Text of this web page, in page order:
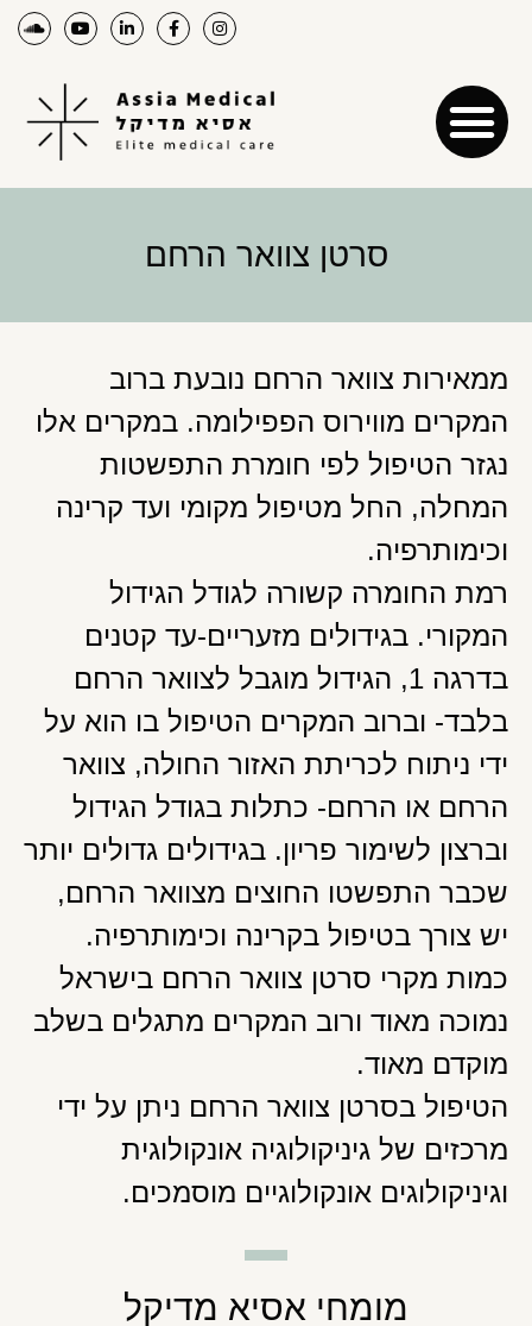
סרטן צוואר הרחם
ממאירות צוואר הרחם נובעת ברוב
המקרים מווירוס הפפילומה. במקרים אלו
נגזר הטיפול לפי חומרת התפשטות
המחלה, החל מטיפול מקומי ועד קרינה
וכימותרפיה.
רמת החומרה קשורה לגודל הגידול
המקורי. בגידולים מזעריים-עד קטנים
בדרגה 1, הגידול מוגבל לצוואר הרחם
בלבד- וברוב המקרים הטיפול בו הוא על
ידי ניתוח לכריתת האזור החולה, צוואר
הרחם או הרחם- כתלות בגודל הגידול
וברצון לשימור פריון. בגידולים גדולים יותר
שכבר התפשטו החוצים מצוואר הרחם,
יש צורך בטיפול בקרינה וכימותרפיה.
כמות מקרי סרטן צוואר הרחם בישראל
נמוכה מאוד ורוב המקרים מתגלים בשלב
מוקדם מאוד.
הטיפול בסרטן צוואר הרחם ניתן על ידי
מרכזים של גיניקולוגיה אונקולוגית
וגיניקולוגים אונקולוגיים מוסמכים.
מומחי אסיא מדיקל